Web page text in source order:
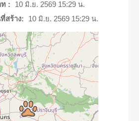
:
10 มิ.ย. 2569 15:29 น.
สร้าง:
10 มิ.ย. 2569 15:29 น.